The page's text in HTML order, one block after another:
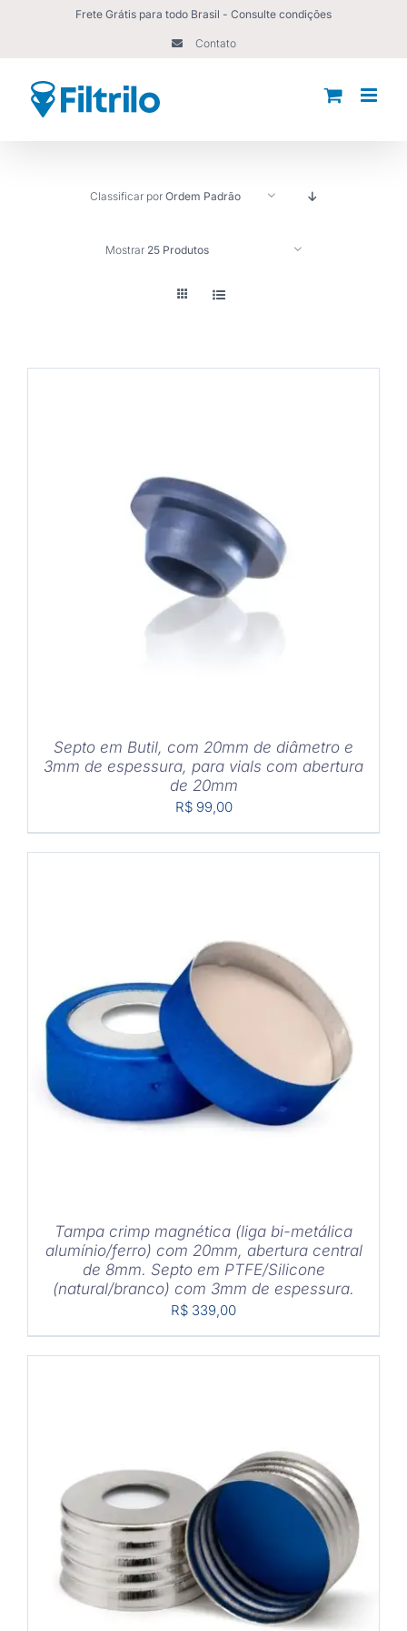
conteúdo
Frete Grátis para todo Brasil - Consulte condições
Contato
Classificar por Ordem Padrão
Mostrar 25 Produtos
DETALHES
Septo em Butil, com 20mm de diâmetro e
3mm de espessura, para vials com abertura
de 20mm
R$99,00
COMPRAR DETALHES
Tampa crimp magnética (liga bi-metálica
alumínio/ferro) com 20mm, abertura central
de 8mm. Septo em PTFE/Silicone
(natural/branco) com 3mm de espessura.
R$ 339,00
COMPRAR / DETALHES